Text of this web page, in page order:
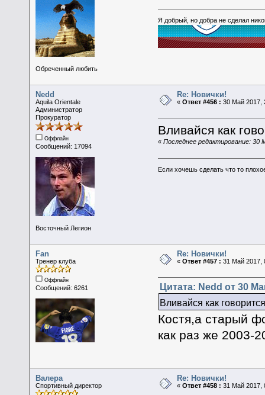
Обреченный любить
Я добрый, но добра не сделал
Nedd
Aquila Orientale
Администратор
Прокуратор
Оффлайн
Сообщений: 17094
Восточный Легион
Re: Новички!
«Ответ #456 : 30 Май 2017,
Вливайся как
« Последнее редактирование: 30
Если хочешь сделать что то
Fan
Тренер клуба
Оффлайн
Сообщений: 6261
Re: Новички!
«Ответ #457 : 31 Май 2017,
Цитата: Nedd от 30
Вливайся как
Костя,а старый
как раз же 2003-
Валера
Спортивный директор
Re: Новички!
«Ответ #458 : 31 Май 2017,